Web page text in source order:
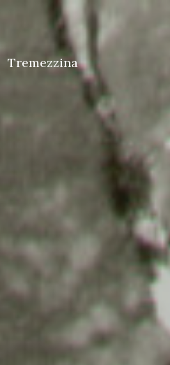
Tremezzina